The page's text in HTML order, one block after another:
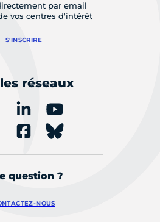
par email
vos centres d'intérêt
S'INSCRIRE
réseaux
question ?
NOUS